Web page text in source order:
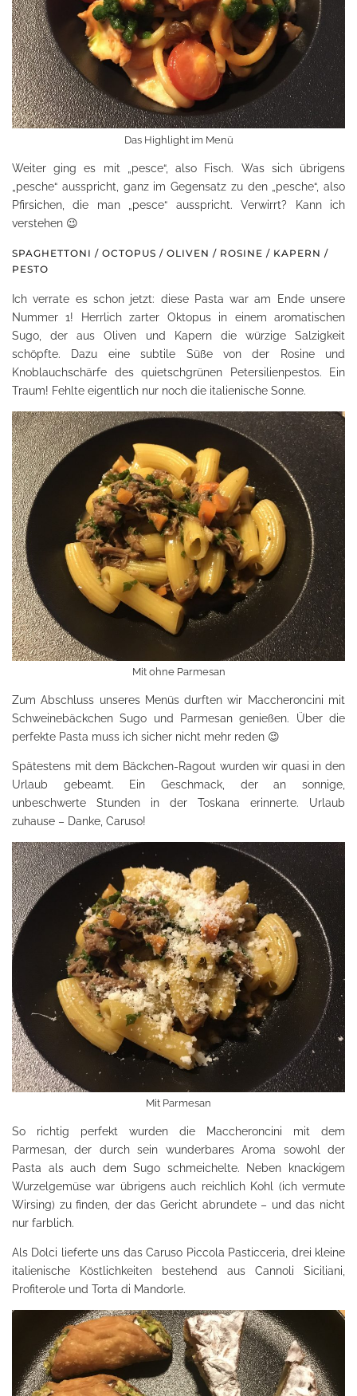
Das Highlight im Menü
Weiter ging es mit „pesce“, also Fisch. Was sich übrigens
„pesche“ ausspricht, ganz im Gegensatz zu den „pesche“, also
Pfirsichen, die man „pesce“ ausspricht. Verwirrt? Kann ich
verstehen 😉
SPAGHETTONI / OCTOPUS / OLIVEN / ROSINE / KAPERN /
PESTO
Ich verrate es schon jetzt: diese Pasta war am Ende unsere
Nummer 1! Herrlich zarter Oktopus in einem aromatischen
Sugo, der aus Oliven und Kapern die würzige Salzigkeit
schöpfte. Dazu eine subtile Süße von der Rosine und
Knoblauchschärfe des quietschgrünen Petersilienpestos. Ein
Traum! Fehlte eigentlich nur noch die italienische Sonne.
Mit ohne Parmesan
Zum Abschluss unseres Menüs durften wir Maccheroncini mit
Schweinebäckchen Sugo und Parmesan genießen. Über die
perfekte Pasta muss ich sicher nicht mehr reden 😉
Spätestens mit dem Bäckchen-Ragout wurden wir quasi in den
Urlaub gebeamt. Ein Geschmack, der an sonnige,
unbeschwerte Stunden in der Toskana erinnerte. Urlaub
zuhause – Danke, Caruso!
Mit Parmesan
So richtig perfekt wurden die Maccheroncini mit dem
Parmesan, der durch sein wunderbares Aroma sowohl der
Pasta als auch dem Sugo schmeichelte. Neben knackigem
Wurzelgemüse war übrigens auch reichlich Kohl (ich vermute
Wirsing) zu finden, der das Gericht abrundete – und das nicht
nur farblich.
Als Dolci lieferte uns das Caruso Piccola Pasticceria, drei kleine
italienische Köstlichkeiten bestehend aus Cannoli Siciliani,
Profiterole und Torta di Mandorle.